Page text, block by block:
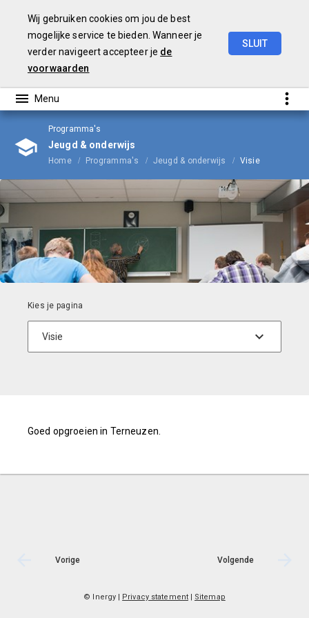
Wij gebruiken cookies om jou de best
mogelijke service te bieden. Wanneer je
verder navigeert accepteer je de
voorwaarden
SLUIT
Programma's
Jeugd & onderwijs
Home Programma's Jeugd & onderwijs Visie
Goed opgroeien in Terneuzen.
Vorige Volgende
© Inergy | Privacy statement| Sitemap